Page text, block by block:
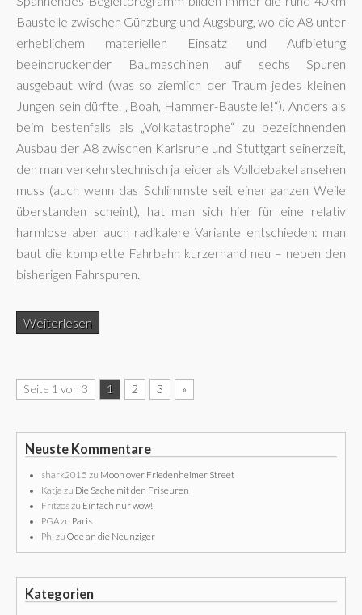
Baustelle zwischen Günzburg und Augsburg, wo die A8 unter
erheblichem materiellen Einsatz und Aufbietung
beeindruckender Baumaschinen auf sechs Spuren
ausgebaut wird (was so ziemlich der Traum jedes kleinen
Jungen sein dürfte. „Boah, Hammer-Baustelle!“). Anders als
beim bestenfalls als „Vollkatastrophe“ zu bezeichnenden
Ausbau der A8 zwischen Karlsruhe und Stuttgart seinerzeit,
den man verkehrstechnisch ja leider als Volldebakel ansehen
muss (auch wenn das Schlimmste seit einer ganzen Weile
überstanden scheint), hat man sich hier für eine relativ
harmlose aber auch radikalere Variante entschieden: man
baut die komplette Fahrbahn kurzerhand neu – neben den
bisherigen Fahrspuren.
Weiterlesen
Seite 1 von 3 1 2 3 »
Neuste Kommentare
shark2015 zu Moon over Friedenheimer Street
Katja zu Die Sache mit den Friseuren
Fritzoszu Einfach nur wow!
PGAzu Paris
Phi zu Ode an die Neunziger
Kategorien